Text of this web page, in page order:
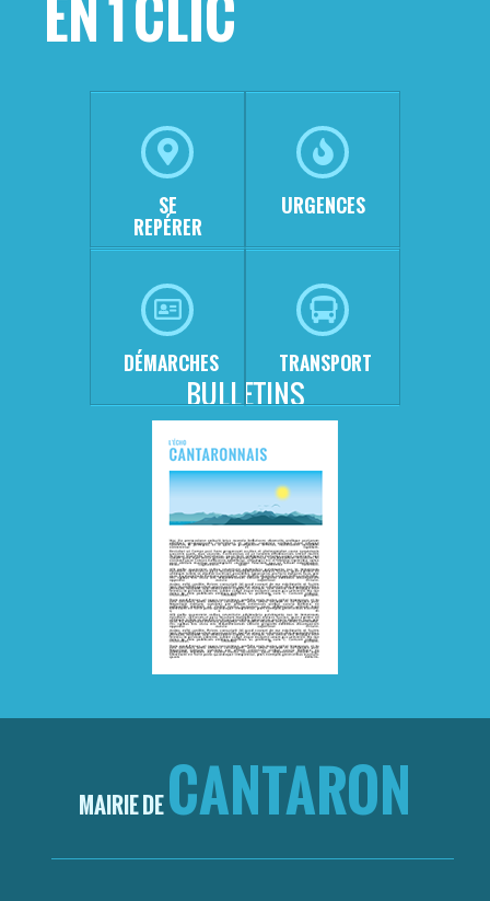
BULLETINS
EN 1 CLIC
SE
REPÉRER
URGENCES
DÉMARCHES TRANSPORT
MAIRIE DECANTARON